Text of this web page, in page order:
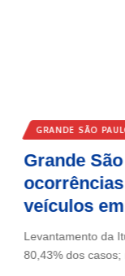
GRANDE SÃO
Grande
veículos
Levantamento da
80,43% dos casos;